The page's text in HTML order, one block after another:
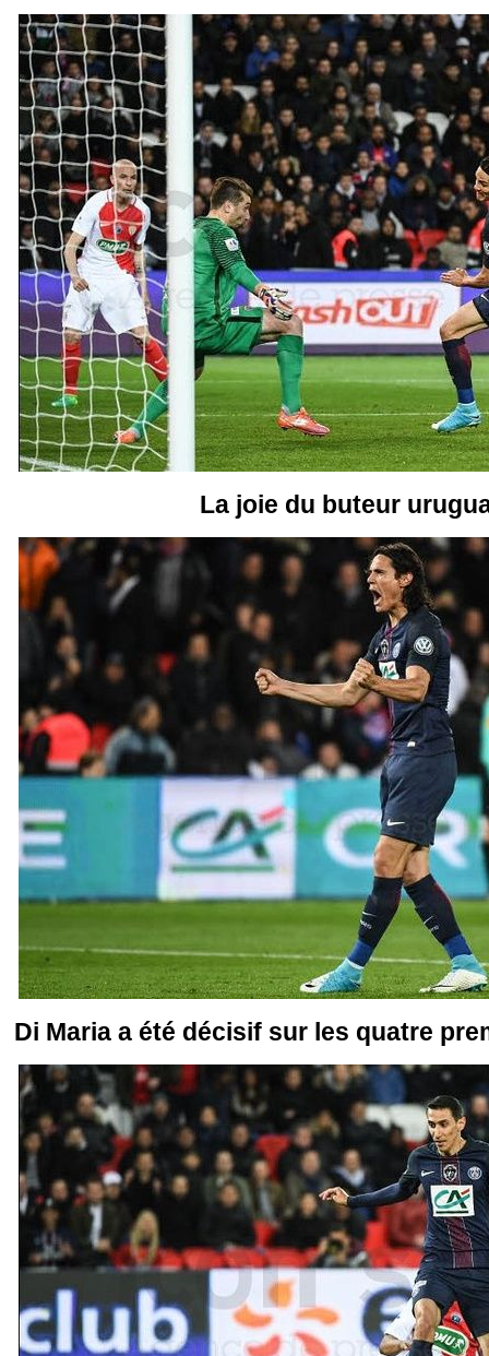
La joie du buteur
Di Maria a été décisif sur les quatre